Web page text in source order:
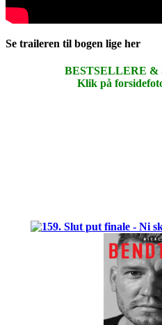
Se traileren til bogen lige her
BESTSELLERE
Klik på